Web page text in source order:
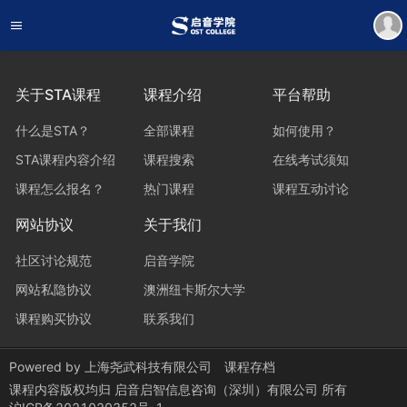
关于STA课程
什么是STA？
STA课程内容介绍
课程怎么报名？
课程介绍
全部课程
课程搜索
热门课程
平台帮助
如何使用？
在线考试须知
课程互动讨论
网站协议
社区讨论规范
网站私隐协议
课程购买协议
关于我们
启音学院
澳洲纽卡斯尔大学
联系我们
Powered by 上海尧武科技有限公司
课程存档
课程内容版权均归 启音启智信息咨询（深圳）有限公司 所有